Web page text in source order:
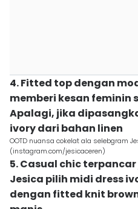
4. Fitted top dengan
memberi kesan feminin
Apalagi, jika
ivory dari bahan linen
OOTD nuansa cokelat ala selebgram
(instagram.com/jesicaceren)
5. Casual chic
Jesica pilih midi dress
dengan fitted knit